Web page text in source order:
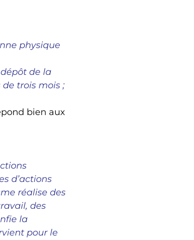
physique
de la
trois mois ;
bien aux
d’actions
réalise des
des
la
pour le